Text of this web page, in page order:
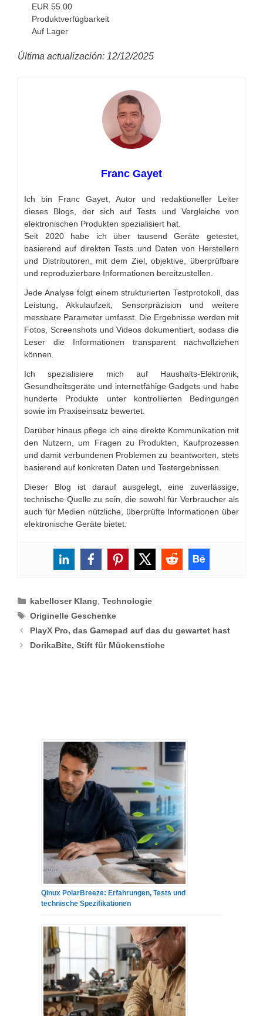
EUR 55.00
Produktverfügbarkeit
Auf Lager
Última actualización: 12/12/2025
Franc Gayet
Ich bin Franc Gayet, Autor und redaktioneller Leiter
dieses Blogs, der sich auf Tests und Vergleiche von
elektronischen Produkten spezialisiert hat.
Seit 2020 habe ich über tausend Geräte getestet,
basierend auf direkten Tests und Daten von Herstellern
und Distributoren, mit dem Ziel, objektive, überprüfbare
und reproduzierbare Informationen bereitzustellen.
Jede Analyse folgt einem strukturierten Testprotokoll, das
Leistung, Akkulaufzeit, Sensorpräzision und weitere
messbare Parameter umfasst. Die Ergebnisse werden mit
Fotos, Screenshots und Videos dokumentiert, sodass die
Leser die Informationen transparent nachvollziehen
können.
Ich spezialisiere mich auf Haushalts-Elektronik,
Gesundheitsgeräte und internetfähige Gadgets und habe
hunderte Produkte unter kontrollierten Bedingungen
sowie im Praxiseinsatz bewertet.
Darüber hinaus pflege ich eine direkte Kommunikation mit
den Nutzern, um Fragen zu Produkten, Kaufprozessen
und damit verbundenen Problemen zu beantworten, stets
basierend auf konkreten Daten und Testergebnissen.
Dieser Blog ist darauf ausgelegt, eine zuverlässige,
technische Quelle zu sein, die sowohl für Verbraucher als
auch für Medien nützliche, überprüfte Informationen über
elektronische Geräte bietet.
Categories
kabelloser Klang,Technologie
Tags
Originelle Geschenke
PlayX Pro, das Gamepad auf das du gewartet hast
DorikaBite, Stift für Mückenstiche
Qinux PolarBreeze: Erfahrungen, Tests und
technische Spezifikationen